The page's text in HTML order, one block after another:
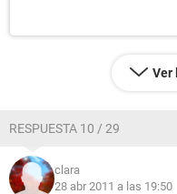
Ver
RESPUESTA 10 / 29
clara
28 abr 2011 a las 19:50